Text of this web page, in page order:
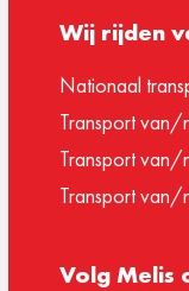
Wij rijden
Nationaal
Transport van/
Transport van/
Transport van/
Volg Melis